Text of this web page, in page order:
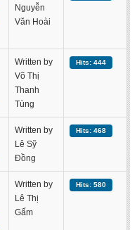
Nguyễn
Văn Hoài
Written by
Võ Thị
Thanh
Tùng
Hits: 444
Written by
Lê Sỹ
Đồng
Hits: 468
Written by
Lê Thị
Gấm
Hits: 580